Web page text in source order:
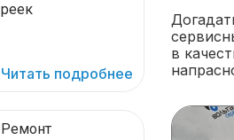
реек
Читать подробнее
Ремонт
в